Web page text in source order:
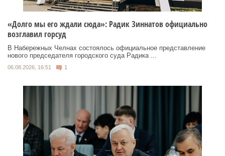
«Долго мы его ждали сюда»: Радик Зиннатов официально
возглавил горсуд
В Набережных Челнах состоялось официальное представление
нового председателя городского суда Радика ...
06.08.2026, 16:51 1